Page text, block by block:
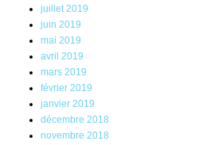
juillet 2019
juin 2019
mai 2019
avril 2019
mars 2019
février 2019
janvier 2019
décembre 2018
novembre 2018